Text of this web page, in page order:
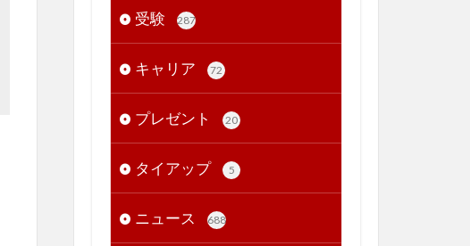
受験 287
キャリア 72
プレゼント 20
タイアップ 5
ニュース 688